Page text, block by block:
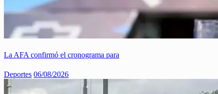
La AFA confirmó el cronograma para
Deportes 06/08/2026